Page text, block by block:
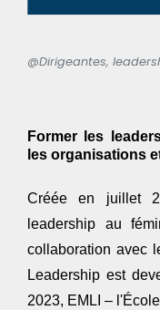
@Dirigeantes,
Former les
les organisations
Créée en juillet
leadership au
collaboration avec
Leadership est
2023, EMLI –